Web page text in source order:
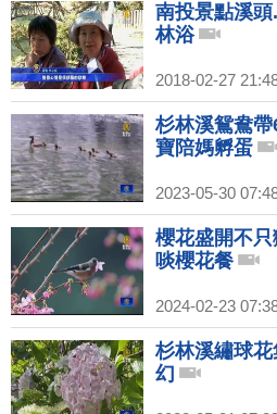
南投景點溪
林浴
2018-02-27
杉林溪鴛鴦
寶陪媽孵蛋
2023-05-30
櫻花盛開不
啖櫻花餐
2024-02-23
杉林溪繡球
幻